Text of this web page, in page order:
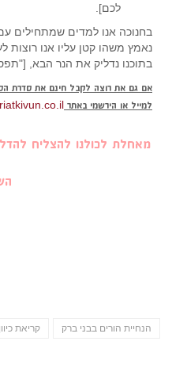
לכם].
בחנוכה אנו למדים שמתחילים
נאמץ משהו קטן עליו אנו רוצות
בתוכנו נדליק את הנר הבא,
אם גם את רוצה לקבל חינם את סדרת
למייל או הירשמי באתר
מאחלת לכולנו להצליח
הנחיית הורים בבני ברק קריאת כיוון